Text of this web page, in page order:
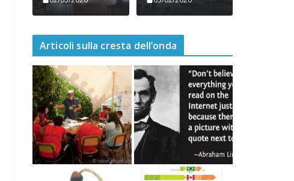
Articoli sulla cresta dell’onda